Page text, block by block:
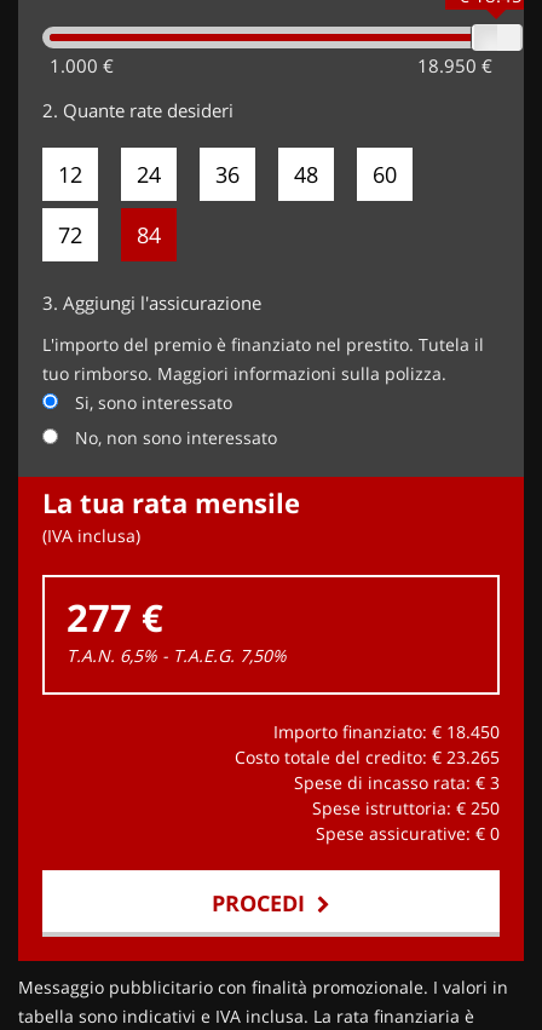
1.000 € 18.950 €
2. Quante rate desideri
12 24 36 48 60
72 84
3. Aggiungi l'assicurazione
L'importo del premio è finanziato nel prestito. Tutela il
tuo rimborso. Maggiori informazioni sulla polizza.
Si, sono interessato
No, non sono interessato
La tua rata mensile
(IVA inclusa)
277 €
T.A.N. 6,5% - T.A.E.G. 7,50%
Importo finanziato: € 18.450
Costo totale del credito: € 23.265
Spese di incasso rata: € 3
Spese istruttoria: € 250
Spese assicurative: € 0
PROCEDI
Contattaci
Messaggio pubblicitario con finalità promozionale. I valori in
tabella sono indicativi e IVA inclusa. La rata finanziaria è